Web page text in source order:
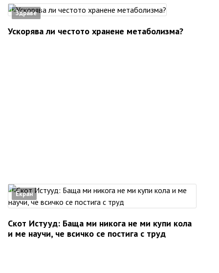
Здраве
Ускорява ли честото хранене метаболизма?
Екран
Скот Истууд: Баща ми никога не ми купи кола
и ме научи, че всичко се постига с труд